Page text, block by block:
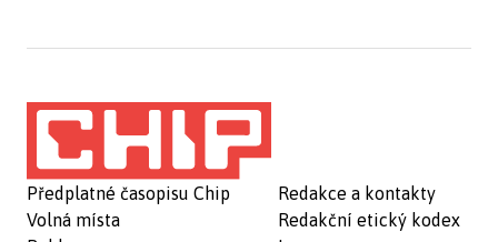
Předplatné časopisu Chip
Volná místa
Redakce a kontakty
Redakční etický kodex